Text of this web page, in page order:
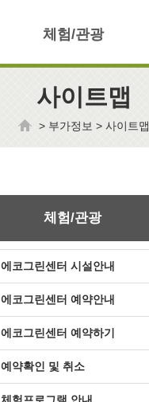
체험/관광
사이트맵
> 부가정보 > 사이트맵
체험/관광
에코그린센터 시설안내
에코그린센터 예약안내
에코그린센터 예약하기
예약확인 및 취소